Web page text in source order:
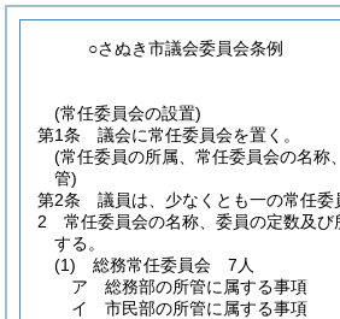
○さぬき市議会委員会条例
(常任委員会の設置)
第1条
議会に常任委員会を置く。
(常任委員の所属、常任委員会の名称
管)
第2条
議員は、少なくとも一の常任委
2
常任委員会の名称、委員の定数及び
する。
(1)
総務常任委員会 7人
ア
総務部の所管に属する事項
イ
市民部の所管に属する事項